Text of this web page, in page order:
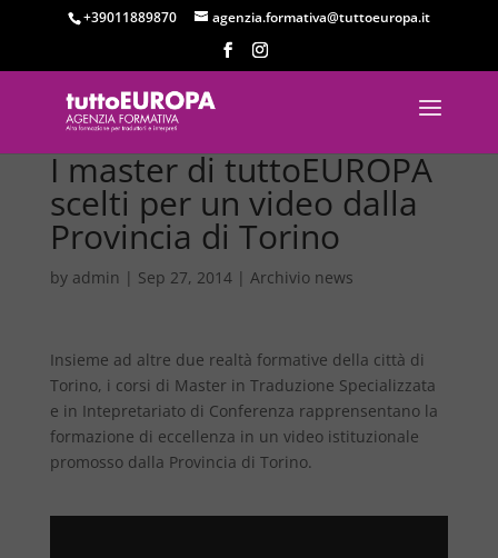
+39011889870 agenzia.formativa@tuttoeuropa.it
I master di tuttoEUROPA
scelti per un video dalla
Provincia di Torino
by admin | Sep 27, 2014| Archivio news
Insieme ad altre due realtà formative della città di
Torino, i corsi di Master in Traduzione Specializzata
e in Intepretariato di Conferenza rapprensentano la
formazione di eccellenza in un video istituzionale
promosso dalla Provincia di Torino.